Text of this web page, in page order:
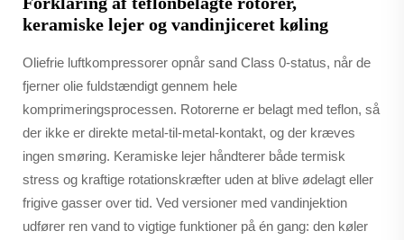
keramiske lejer og vandinjiceret køling
Oliefrie luftkompressorer opnår sand Class 0-status, når de
fjerner olie fuldstændigt gennem hele
komprimeringsprocessen. Rotorerne er belagt med teflon, så
der ikke er direkte metal-til-metal-kontakt, og der kræves
ingen smøring. Keramiske lejer håndterer både termisk
stress og kraftige rotationskræfter uden at blive ødelagt eller
frigive gasser over tid. Ved versioner med vandinjektion
udfører ren vand to vigtige funktioner på én gang: den køler